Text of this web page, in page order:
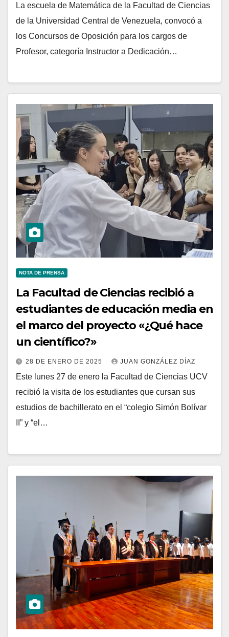
La escuela de Matemática de la Facultad de Ciencias
de la Universidad Central de Venezuela, convocó a
los Concursos de Oposición para los cargos de
Profesor, categoría Instructor a Dedicación…
NOTA DE PRENSA
La Facultad de Ciencias recibió a
estudiantes de educación media en
el marco del proyecto «¿Qué hace
un científico?»
28 DE ENERO DE 2025 JUAN GONZÁLEZ DÍAZ
Este lunes 27 de enero la Facultad de Ciencias UCV
recibió la visita de los estudiantes que cursan sus
estudios de bachillerato en el “colegio Simón Bolívar
II” y “el…